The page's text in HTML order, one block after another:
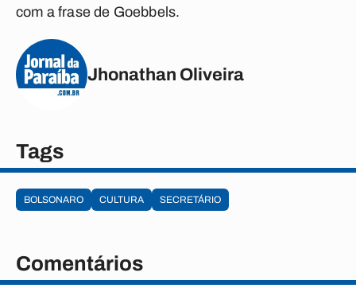
com a frase de Goebbels.
Jhonathan Oliveira
Tags
BOLSONARO CULTURA SECRETÁRIO
Comentários